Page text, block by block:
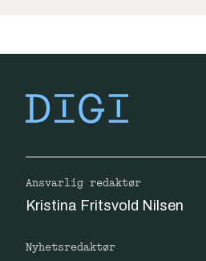
Ansvarlig redaktør
Kristina Fritsvold Nilsen
Nyhetsredaktør